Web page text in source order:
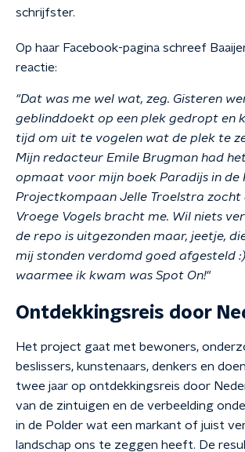
schrijfster.
Op haar Facebook-pagina schreef
reactie:
"Dat was me wel wat, zeg. Gisteren
geblinddoekt op een plek gedropt en
tijd om uit te vogelen wat de plek te
Mijn redacteur Emile Brugman had
opmaat voor mijn boek Paradijs in de
Projectkompaan Jelle Troelstra zocht
Vroege Vogels bracht me. Wil niets
de repo is uitgezonden maar, jeetje,
mij stonden verdomd goed afgesteld
waarmee ik kwam was Spot On!"
Ontdekkingsreis door
Het project gaat met bewoners,
beslissers, kunstenaars, denkers en
twee jaar op ontdekkingsreis door
van de zintuigen en de verbeelding
in de Polder wat een markant of juist
landschap ons te zeggen heeft. De